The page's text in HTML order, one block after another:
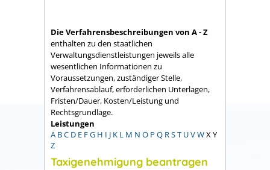
Die Verfahrensbeschreibungen von A - Z
enthalten zu den staatlichen
Verwaltungsdienstleistungen jeweils alle
wesentlichen Informationen zu
Voraussetzungen, zuständiger Stelle,
Verfahrensablauf, erforderlichen Unterlagen,
Fristen/Dauer, Kosten/Leistung und
Rechtsgrundlage.
Leistungen
A BC D E FG H I J K L M N O P Q RST UVWX Y
Z
Taxigenehmigung beantragen